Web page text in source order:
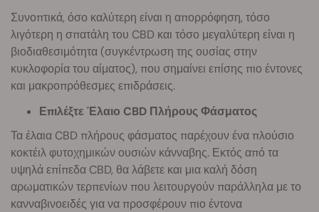
Συνοπτικά, όσο καλύτερη είναι η απορρόφηση, τόσο
λιγότερη η σπατάλη του CBD και τόσο μεγαλύτερη είναι η
βιοδιαθεσιμότητα (συγκέντρωση της ουσίας στην
κυκλοφορία του αίματος), που σημαίνει επίσης πιο έντονες
και μακροπρόθεσμες επιδράσεις.
Επιλέξτε Έλαιο CBD Πλήρους Φάσματος
Τα έλαια CBD πλήρους φάσματος παρέχουν ένα πλούσιο
κοκτέιλ φυτοχημικών ουσιών κάνναβης. Εκτός από τα
υψηλά επίπεδα CBD, θα λάβετε και μια καλή δόση
αρωματικών τερπενίων που λειτουργούν παράλληλα με το
κανναβινοειδές για να προσφέρουν πιο έντονα